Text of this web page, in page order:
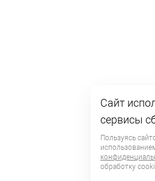
Сайт
сервисы
Пользуясь
обработку